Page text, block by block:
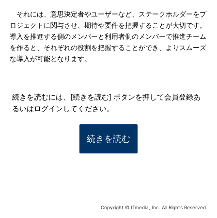
それには、意思決定者やユーザーなど、ステークホルダーをプ
ロジェクトに関与させ、期待や要件を把握することが大切です。
導入を推進する側のメンバーと利用者側のメンバーで推進チーム
を作ると、それぞれの役割を把握することができ、よりスムーズ
な導入が可能となります。
続きを読むには、[続きを読む] ボタンを押して会員登録あ
るいはログインしてください。
続きを読む
Copyright © ITmedia, Inc. All Rights Reserved.